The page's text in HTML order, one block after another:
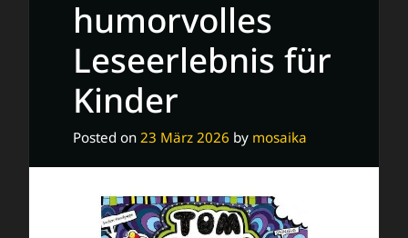
humorvolles
Leseerlebnis für
Kinder
Posted on 23 März 2026 by mosaika